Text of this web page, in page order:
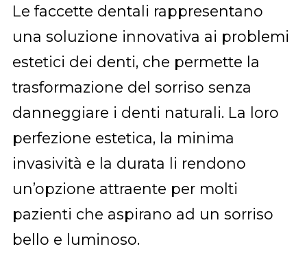
Le faccette dentali rappresentano
una soluzione innovativa ai problemi
estetici dei denti, che permette la
trasformazione del sorriso senza
danneggiare i denti naturali. La loro
perfezione estetica, la minima
invasività e la durata li rendono
un’opzione attraente per molti
pazienti che aspirano ad un sorriso
bello e luminoso.